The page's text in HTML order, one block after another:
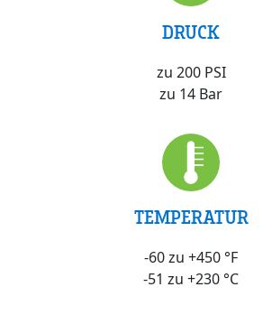
DRUCK
zu 200 PSI
zu 14 Bar
TEMPERATUR
-60 zu +450 °F
-51 zu +230 °C